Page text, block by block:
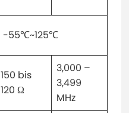
-55℃~125℃
150 bis
120 Ω
3,000 –
3,499
MHz